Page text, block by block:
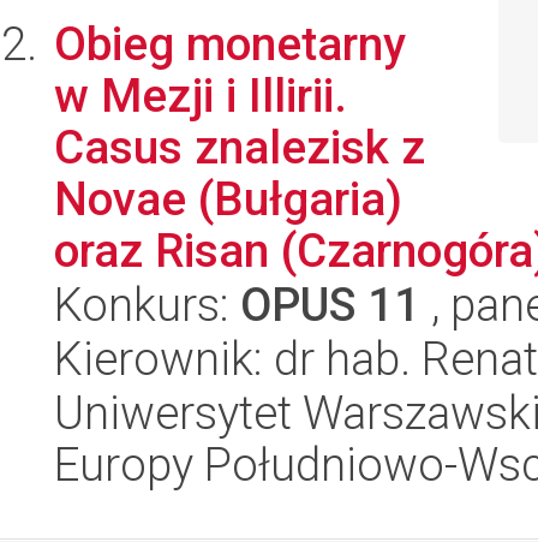
Obieg monetarny
w Mezji i Illirii.
Casus znalezisk z
Novae (Bułgaria)
oraz Risan
Konkurs: OPUS 11 ,
Kierownik: dr hab.
Uniwersytet
Europy Południowo-